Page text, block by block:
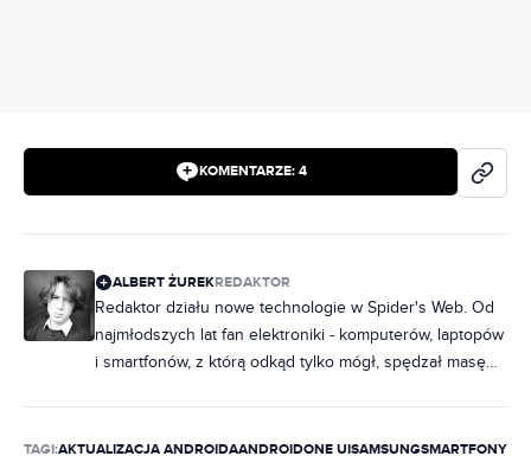
KOMENTARZE: 4
ALBERT ŻUREKREDAKTOR
Redaktor działu nowe technologie w Spider's Web. Od
najmłodszych lat fan elektroniki - komputerów, laptopów
i smartfonów, z którą odkąd tylko mógł, spędzał masę
następnie o (prawie) wszystkim związanym z
TAGI:AKTUALIZACJA ANDROIDAANDROIDONE UISAMSUNGSMARTFONY